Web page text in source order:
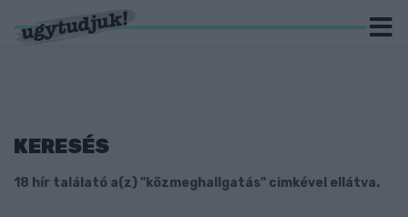
KERESÉS
18 hír találató a(z) "közmeghallgatás" cimkével ellátva.